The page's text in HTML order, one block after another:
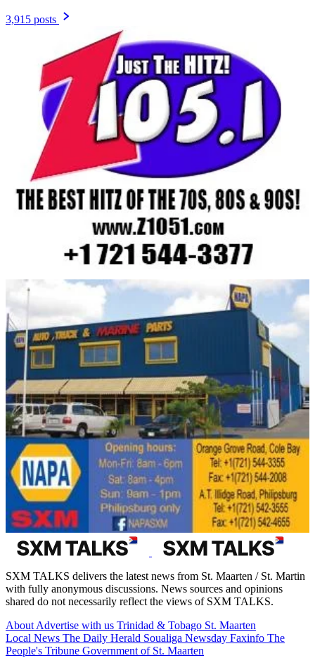
3,915 posts
SXM TALKS delivers the latest news from St. Maarten / St. Martin
with fully anonymous discussions. News sources and opinions
shared do not necessarily reflect the views of SXM TALKS.
About Advertise with us Trinidad & Tobago St. Maarten
Local News The Daily Herald Soualiga Newsday Faxinfo The
People's Tribune Government of St. Maarten